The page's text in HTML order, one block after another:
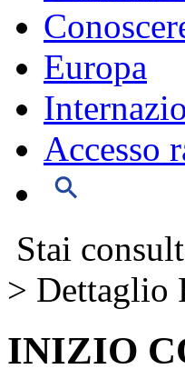
Europa
Accesso
Stai
> Dettaglio
INIZIO